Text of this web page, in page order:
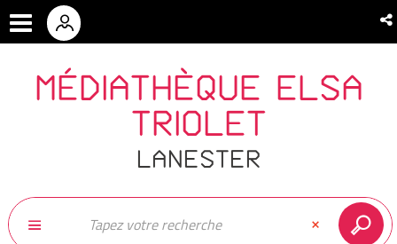
MÉDIATHÈQUE ELSA
TRIOLET
LANESTER